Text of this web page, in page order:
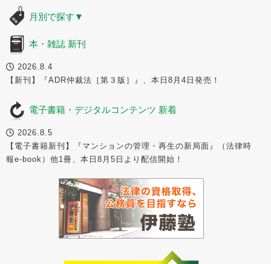
月別で探す ▼
本・雑誌 新刊
2026.8.4
【新刊】『ADR仲裁法［第３版］』、本日8月4日発売！
電子書籍・デジタルコンテンツ 新着
2026.8.5
【電子書籍新刊】『マンションの管理・再生の新局面』（法律時
報e-book）他1冊、本日8月5日より配信開始！